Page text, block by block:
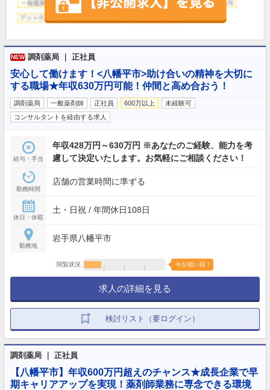
NEW 調剤薬局 ｜ 正社員
安心して働けます！<八幡平市>助け合いの精神を大切に
する職場★年収630万円可能！仲間と高め合おう！
調剤薬局 一般薬剤師 正社員 600万以上
未経験可
コンサルタントを経由する求人
給与・手当
年収428万円～630万円 ※あなたのご経験、能力を考
慮して決定いたします。お気軽にご相談ください！
勤務時間
店舗の営業時間に準ずる
休日・休暇
土・日祝 / 年間休日108日
勤務地
岩手県八幡平市
閲覧状況 今が狙い目！
求人の詳細を見る
検討リスト（要ログイン）
調剤薬局 ｜ 正社員
【八幡平市】年収600万円超えのチャンス★成長企業で早
期キャリアアップを実現！薬剤師業務に専念できる環境